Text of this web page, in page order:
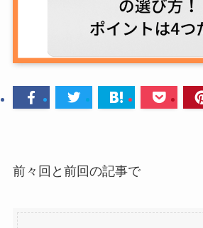
前々回と前回の記事で